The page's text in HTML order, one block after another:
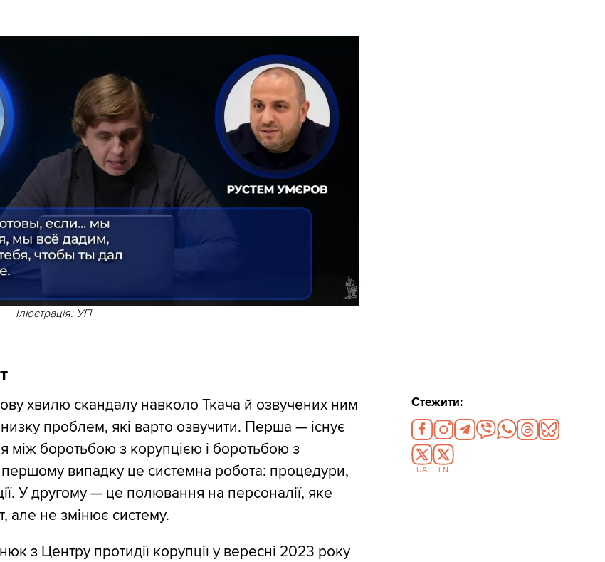
Ілюстрація: УП
хвилю скандалу навколо Ткача й озвучених ним
низку проблем, які варто озвучити. Перша — існує
між боротьбою з корупцією і боротьбою з
випадку це системна робота: процедури,
У другому — це полювання на персоналії, яке
але не змінює систему.
з Центру протидії корупції у вересні 2023 року
Стежити:
UA EN